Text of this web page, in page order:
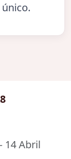
Abril